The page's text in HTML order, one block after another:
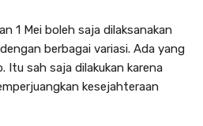
1 Mei boleh saja dilaksanakan
berbagai variasi. Ada yang
Itu sah saja dilakukan karena
kesejahteraan